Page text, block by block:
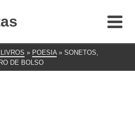
» POESIA » SONETOS,
DE BOLSO